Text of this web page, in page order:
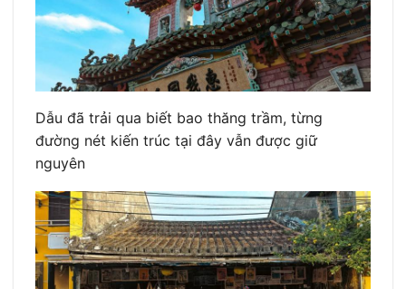
Dẫu đã trải qua biết bao thăng trầm, từng
đường nét kiến trúc tại đây vẫn được giữ
nguyên